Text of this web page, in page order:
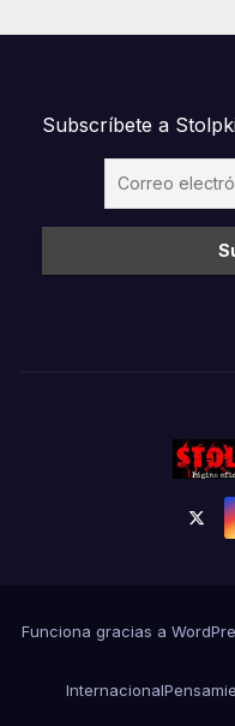
Subscríbete a
Funciona gracias a
Internacional